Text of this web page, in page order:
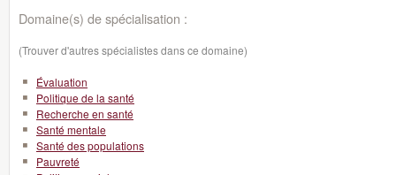
Domaine(s) de spécialisation :
(Trouver d'autres spécialistes dans ce domaine)
Évaluation
Politique de la santé
Recherche en santé
Santé mentale
Santé des populations
Pauvreté